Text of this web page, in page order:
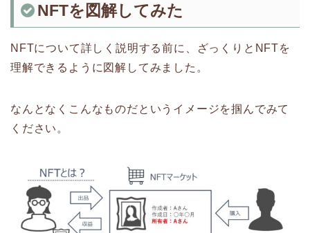
NFTを図解してみた
NFTについて詳しく説明する前に、ざっくりとNFTを
理解できるように図解してみました。
なんとなくこんなものだというイメージを掴んでみて
ください。